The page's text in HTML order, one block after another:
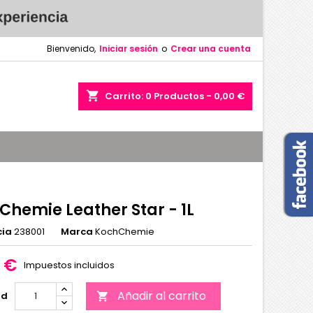
Bienvenido, Iniciar sesión o Crear una cuenta
shopping_cart Carrito: 0 Productos - 0,00 €
Leather Star - 1L
238001 Marca KochChemie
€ Impuestos incluidos
 Añadir al carrito